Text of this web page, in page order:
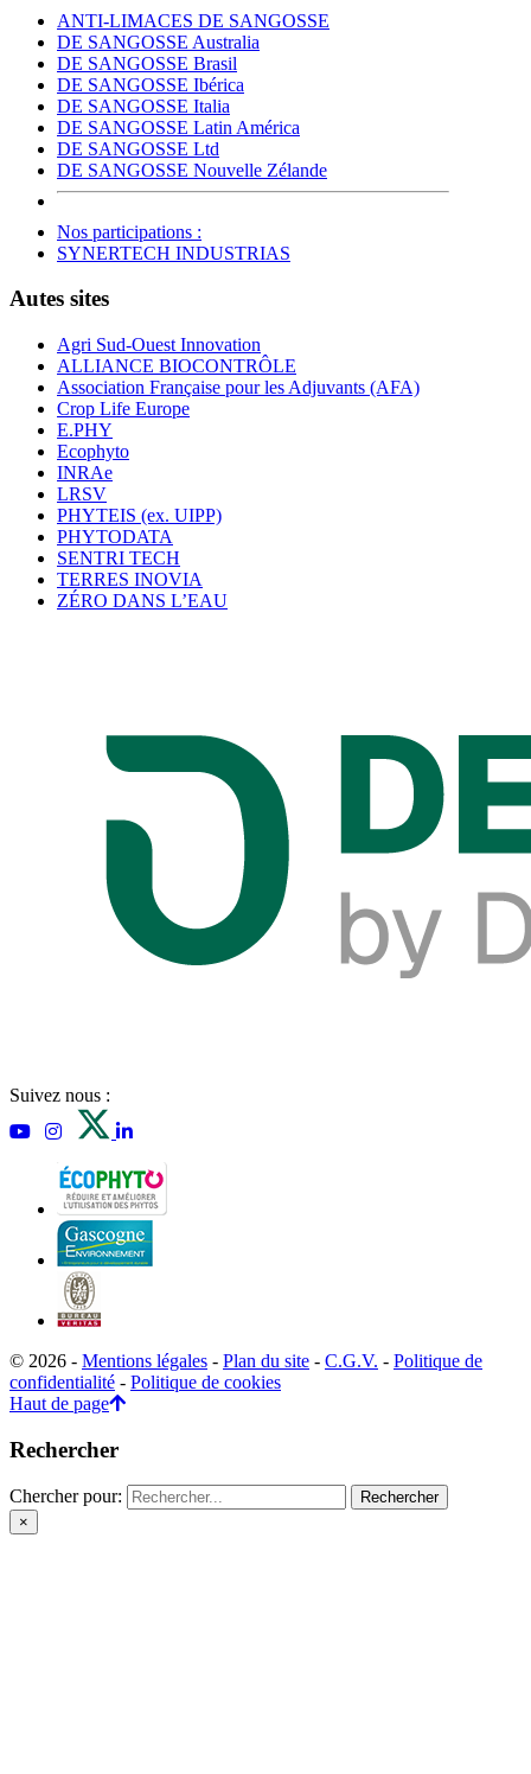
ANTI-LIMACES DE SANGOSSE
DE SANGOSSE Australia
DE SANGOSSE Brasil
DE SANGOSSE Ibérica
DE SANGOSSE Italia
DE SANGOSSE Latin América
DE SANGOSSE Ltd
DE SANGOSSE Nouvelle Zélande
Nos participations :
SYNERTECH INDUSTRIAS
Autes sites
Agri Sud-Ouest Innovation
ALLIANCE BIOCONTRÔLE
Association Française pour les Adjuvants (AFA)
Crop Life Europe
E.PHY
Ecophyto
INRAe
LRSV
PHYTEIS (ex. UIPP)
PHYTODATA
SENTRI TECH
TERRES INOVIA
ZÉRO DANS L’EAU
Suivez nous :
© 2026 - Mentions légales - Plan du site - C.G.V. - Politique de
confidentialité - Politique de cookies
Haut de page
Rechercher
Chercher pour:
×